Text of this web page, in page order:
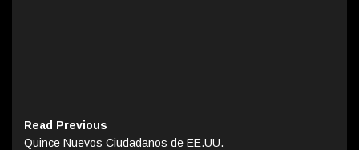
Read Previous
Quince Nuevos Ciudadanos de EE.UU.